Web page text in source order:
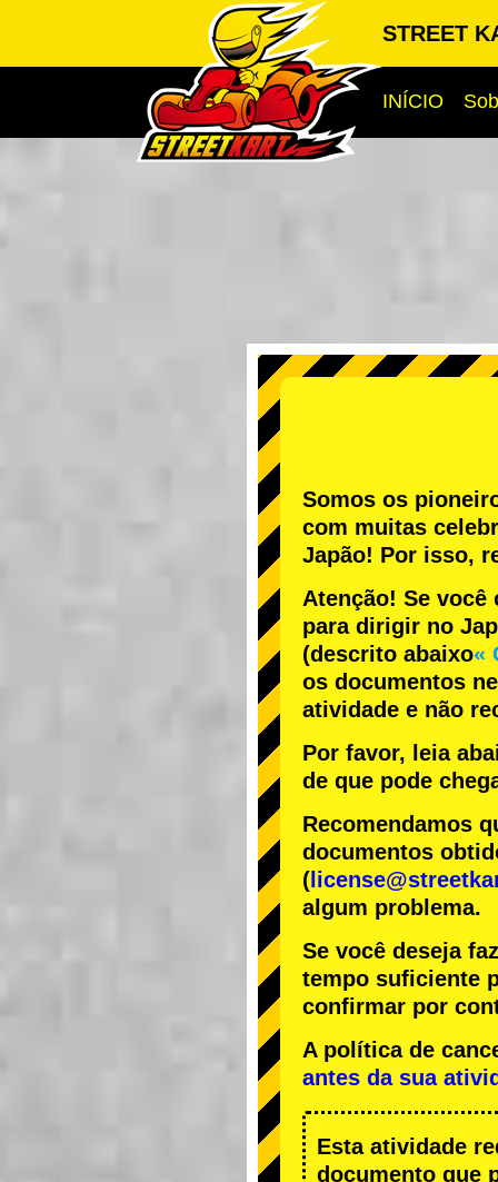
STREET
INÍCIO
Somos os
com muitas
Japão! Por isso,
Atenção! Se
para dirigir no
(descrito abaixo«
os documentos
atividade e não
Por favor, leia
de que pode
Recomendamos
documentos
(
algum problema.
Se você deseja
tempo suficiente
confirmar por
A política de
antes da sua
Esta atividade
documento que